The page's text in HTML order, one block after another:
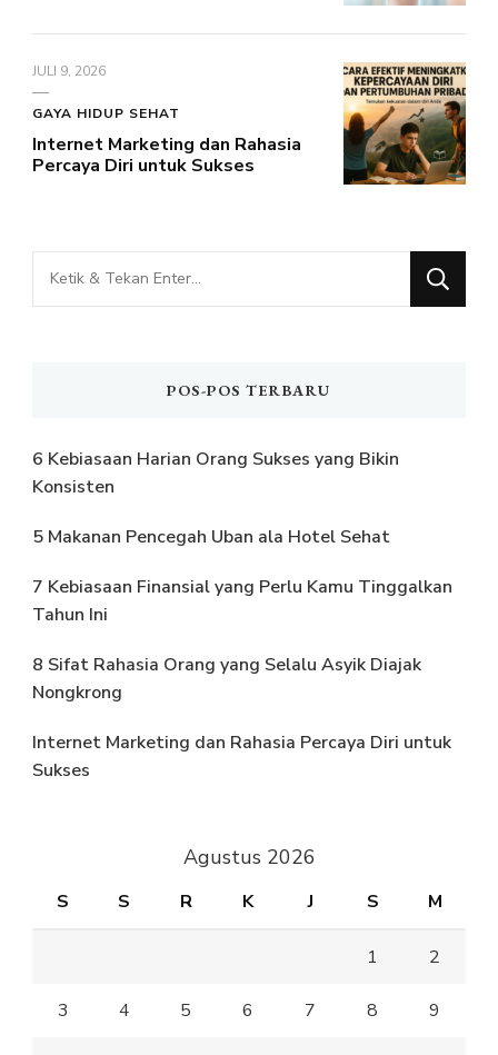
JULI 9, 2026
GAYA HIDUP SEHAT
Internet Marketing dan Rahasia
Percaya Diri untuk Sukses
Mencari
Sesuatu?
POS-POS TERBARU
6 Kebiasaan Harian Orang Sukses yang Bikin
Konsisten
5 Makanan Pencegah Uban ala Hotel Sehat
7 Kebiasaan Finansial yang Perlu Kamu Tinggalkan
Tahun Ini
8 Sifat Rahasia Orang yang Selalu Asyik Diajak
Nongkrong
Internet Marketing dan Rahasia Percaya Diri untuk
Sukses
Agustus 2026
S S R K J S M
1 2
3 4 5 6 7 8 9